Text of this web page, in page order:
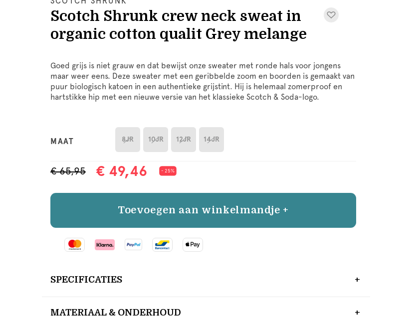
Scotch Shrunk crew neck sweat in
organic cotton qualit Grey melange
Goed grijs is niet grauw en dat bewijst onze sweater met ronde hals voor jongens
maar weer eens. Deze sweater met een geribbelde zoom en boorden is gemaakt van
puur biologisch katoen in een authentieke grijstint. Hij is helemaal zomerproof en
hartstikke hip met een nieuwe versie van het klassieke Scotch & Soda-logo.
MAAT 8JR 10JR 12JR 14JR
€ 65,95 € 49,46 - 25%
Toevoegen aan winkelmandje +
SPECIFICATIES
MATERIAAL & ONDERHOUD